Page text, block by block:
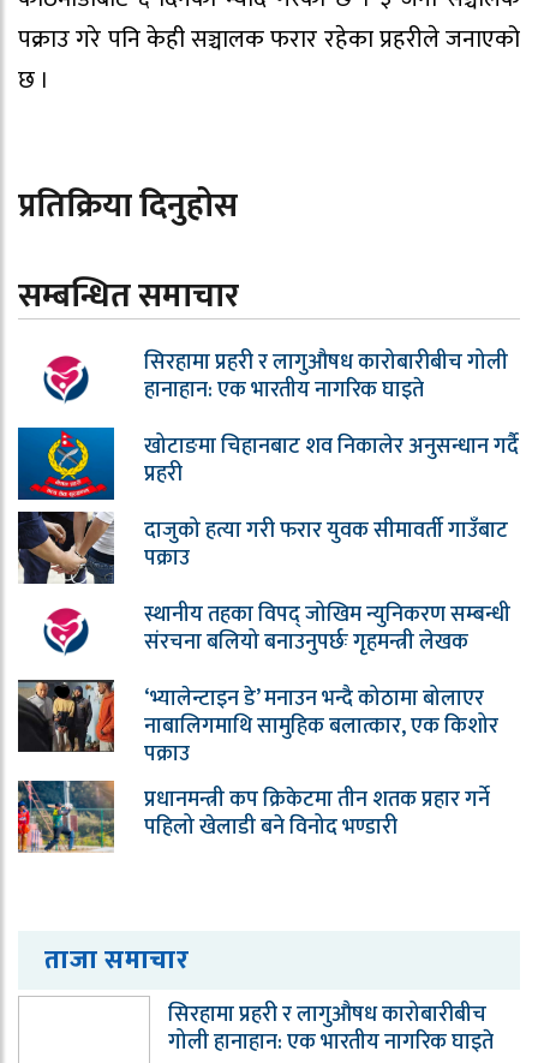
पक्राउ गरे पनि केही सञ्चालक फरार रहेका प्रहरीले जनाएको
छ ।
प्रतिक्रिया दिनुहोस
सम्बन्धित समाचार
सिरहामा प्रहरी र लागुऔषध कारोबारीबीच गोली
हानाहान: एक भारतीय नागरिक घाइते
खोटाङमा चिहानबाट शव निकालेर अनुसन्धान गर्दै
प्रहरी
दाजुको हत्या गरी फरार युवक सीमावर्ती गाउँबाट
पक्राउ
स्थानीय तहका विपद् जोखिम न्युनिकरण सम्बन्धी
संरचना बलियो बनाउनुपर्छः गृहमन्त्री लेखक
‘भ्यालेन्टाइन डे’ मनाउन भन्दै कोठामा बोलाएर
नाबालिगमाथि सामुहिक बलात्कार, एक किशोर
पक्राउ
प्रधानमन्त्री कप क्रिकेटमा तीन शतक प्रहार गर्ने
पहिलो खेलाडी बने विनोद भण्डारी
ताजा समाचार
सिरहामा प्रहरी र लागुऔषध कारोबारीबीच
गोली हानाहान: एक भारतीय नागरिक घाइते